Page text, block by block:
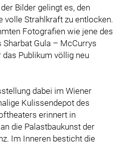
Bilder gelingt es, den
volle Strahlkraft zu entlocken.
Fotografien wie jene des
Gula – McCurrys
Publikum völlig neu
dabei im Wiener
Kulissendepot des
erinnert in
die Palastbaukunst der
Im Inneren besticht die